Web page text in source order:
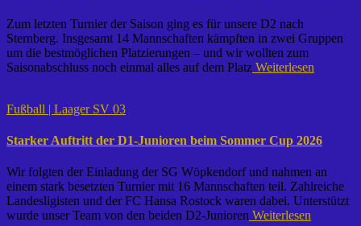
Zum letzten Turnier der Saison ging es für unsere D2 nach
Sternberg. Insgesamt 14 Mannschaften kämpften in zwei Gruppen
um die bestmöglichen Platzierungen – und wir wollten zum
Saisonabschluss noch einmal alles auf dem Platz Weiterlesen
Fußball | Laager SV 03
Starker Auftritt der D1-Junioren beim Sommer Cup 2026
Wir folgten der Einladung der SG Wöpkendorf und nahmen an
einem stark besetzten Turnier mit 16 Mannschaften teil. Zahlreiche
Landesligisten und der FC Hansa Rostock waren dabei. Unterstützt
wurde unser Team von den beiden D2-Junioren Weiterlesen